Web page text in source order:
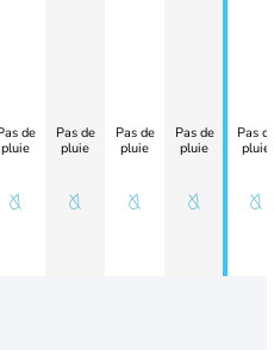
de
pluie
Pas de
pluie
Pas de
pluie
Pas de
pluie
Pas
pluie